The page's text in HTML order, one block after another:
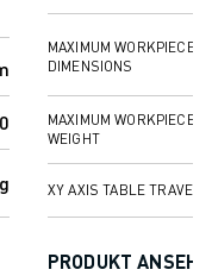
MAXIMUM WORKPIECE
DIMENSIONS
MAXIMUM WORKPIECE
WEIGHT
XY AXIS TABLE TRAVEL
PRODUKT